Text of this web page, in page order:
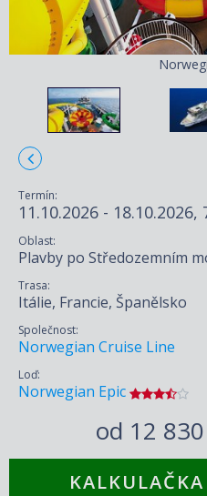
Termín:
11.10.2026 - 18.10.2026,
Oblast:
Plavby po Středozemním
Trasa:
Itálie, Francie, Španělsko
Společnost:
Norwegian Cruise Line
Loď:
Norwegian Epic
od 12